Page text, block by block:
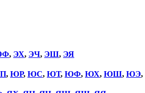
, ЭХ, ЭЧ, ЭШ, ЭЯ
, ЮР, ЮС, ЮТ, ЮФ, ЮХ, ЮШ, ЮЭ,